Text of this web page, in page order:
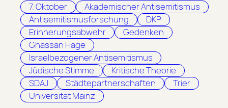
7. Oktober
Akademischer Antisemitismus
Antisemitismusforschung
DKP
Erinnerungsabwehr
Gedenken
Ghassan Hage
Israelbezogener Antisemitismus
Jüdische Stimme
Kritische Theorie
SDAJ
Städtepartnerschaften
Trier
Universität Mainz